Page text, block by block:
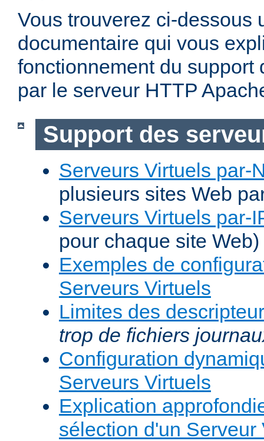
Vous trouverez ci-dessous
documentaire qui vous
fonctionnement du support
par le serveur HTTP
Support des
Serveurs Virtuels par-
plusieurs sites Web
Serveurs Virtuels par-
pour chaque site Web)
Exemples de
Serveurs Virtuels
Limites des
trop de fichiers
Configuration
Serveurs Virtuels
Explication
sélection d'un Serveur